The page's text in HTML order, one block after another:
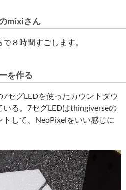
mixiさん
８時間すごします。
を作る
セグLEDを使ったカウントダウ
る。7セグLEDはthingiverseの
して、NeoPixelをいい感じに